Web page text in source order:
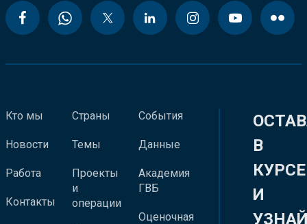
Кто мы
Новости
Работа
Контакты
Страны
Темы
Проекты
и
операции
События
Данные
Академия
ГВБ
Оценочная
В
КУРСЕ
И